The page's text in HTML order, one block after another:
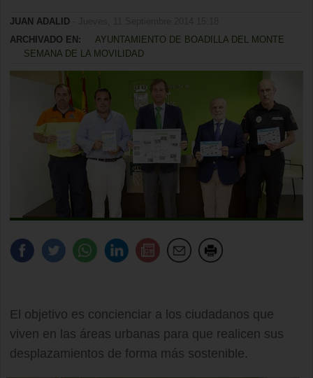
JUAN ADALID
ARCHIVADO EN:
AYUNTAMIENTO DE BOADILLA DEL MONTE
SEMANA DE LA MOVILIDAD
El objetivo es concienciar a los ciudadanos que
viven en las áreas urbanas para que realicen sus
desplazamientos de forma más sostenible.